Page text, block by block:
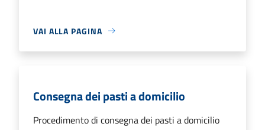
VAI ALLA PAGINA
Consegna dei pasti a domicilio
Procedimento di consegna dei pasti a domicilio